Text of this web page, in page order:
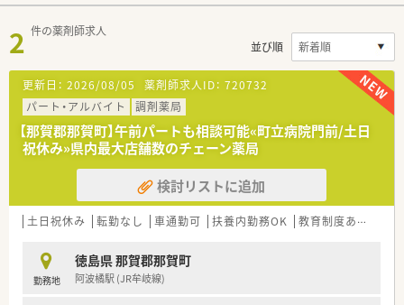
2 件の薬剤師求人
並び順
更新日： 2026/08/05 薬剤師求人ID： 720732
パート・アルバイト
調剤薬局
【那賀郡那賀町】午前パートも相談可能«町立病院門前/土日
祝休み»県内最大店舗数のチェーン薬局
検討リストに追加
土日祝休み 転勤なし 車通勤可 扶養内勤務OK 教育制度あり
勤務地
徳島県 那賀郡那賀町
阿波橘駅 (JR牟岐線)